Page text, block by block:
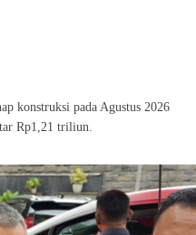
konstruksi pada Agustus 2026
Rp1,21 triliun.